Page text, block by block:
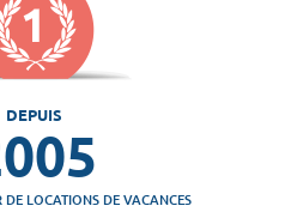
DEPUIS
DE LOCATIONS DE VACANCES